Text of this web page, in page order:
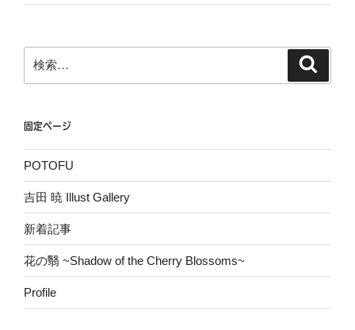
索:
固定ページ
POTOFU
吉田 暁 Illust Gallery
新着記事
花の翳 ~Shadow of the Cherry Blossoms~
Profile